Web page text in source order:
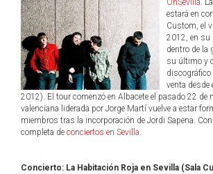
OnSevilla.
estará en
Custom, el
2012, en su
dentro de la
su último y
discográfico
venta desde
2012). El tour comenzó en Albacete el pasado 22 de
valenciana liderada por Jorge Martí vuelve a estar
miembros tras la incorporación de Jordi Sapena.
completa de conciertos en Sevilla.
Concierto: La Habitación Roja en Sevilla (Sala